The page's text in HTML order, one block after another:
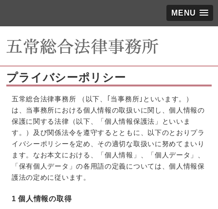
MENU
プライバシーポリシー
五常総合法律事務所 （以下、｢当事務所｣といいます。）
は、当事務所における個人情報の取扱いに関し、個人情報の
保護に関する法律（以下、「個人情報保護法」といいま
す。）及び関係法令を遵守するとともに、以下のとおりプラ
イバシーポリシーを定め、その適切な取扱いに努めてまいり
ます。なお本文における、「個人情報」、「個人データ」、
「保有個人データ」の各用語の定義については、個人情報保
護法の定めに従います。
1 個人情報の取得